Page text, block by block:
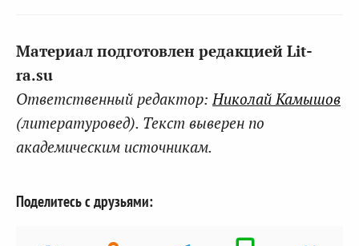
Материал подготовлен редакцией Lit-
ra.su
Ответственный редактор: Николай Камышов
(литературовед). Текст выверен по
академическим источникам.
Поделитесь с друзьями: